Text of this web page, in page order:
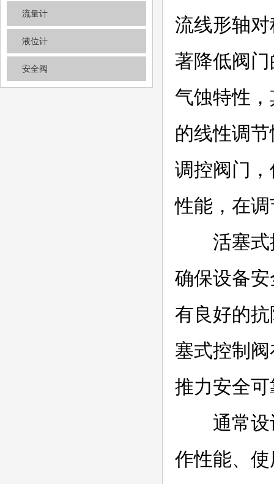
流量计
液位计
安全阀
流线形轴
著降低阀
气蚀特性
的线性调
调控阀门
性能，在
活塞式控
确保设备
有良好的
塞式控制
推力安全
通常设计
作性能、